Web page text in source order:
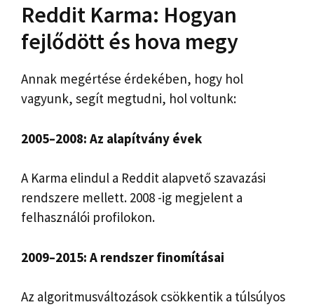
Reddit Karma: Hogyan
fejlődött és hova megy
Annak megértése érdekében, hogy hol
vagyunk, segít megtudni, hol voltunk:
2005–2008: Az alapítvány évek
A Karma elindul a Reddit alapvető szavazási
rendszere mellett. 2008 -ig megjelent a
felhasználói profilokon.
2009–2015: A rendszer finomításai
Az algoritmusváltozások csökkentik a túlsúlyos